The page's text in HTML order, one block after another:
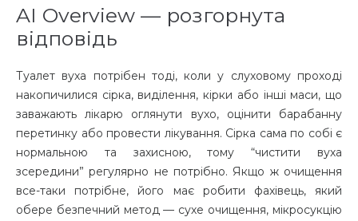
AI Overview — розгорнута
відповідь
Туалет вуха потрібен тоді, коли у слуховому проході
накопичилися сірка, виділення, кірки або інші маси, що
заважають лікарю оглянути вухо, оцінити барабанну
перетинку або провести лікування. Сірка сама по собі є
нормальною та захисною, тому “чистити вуха
зсередини” регулярно не потрібно. Якщо ж очищення
все-таки потрібне, його має робити фахівець, який
обере безпечний метод — сухе очищення, мікросукцію